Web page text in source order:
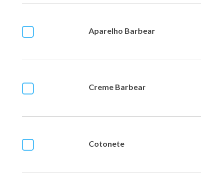
Aparelho Barbear
Creme Barbear
Cotonete